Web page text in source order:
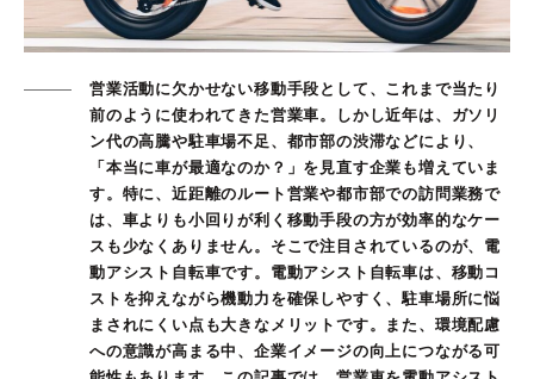
営業活動に欠かせない移動手段として、これまで当たり
前のように使われてきた営業車。しかし近年は、ガソリ
ン代の高騰や駐車場不足、都市部の渋滞などにより、
「本当に車が最適なのか？」を見直す企業も増えていま
す。特に、近距離のルート営業や都市部での訪問業務で
は、車よりも小回りが利く移動手段の方が効率的なケー
スも少なくありません。そこで注目されているのが、電
動アシスト自転車です。電動アシスト自転車は、移動コ
ストを抑えながら機動力を確保しやすく、駐車場所に悩
まされにくい点も大きなメリットです。また、環境配慮
への意識が高まる中、企業イメージの向上につながる可